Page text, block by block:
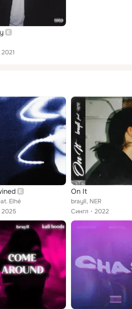
2021
Elhé
2025
On It
brayll, NER
Сингл
2022